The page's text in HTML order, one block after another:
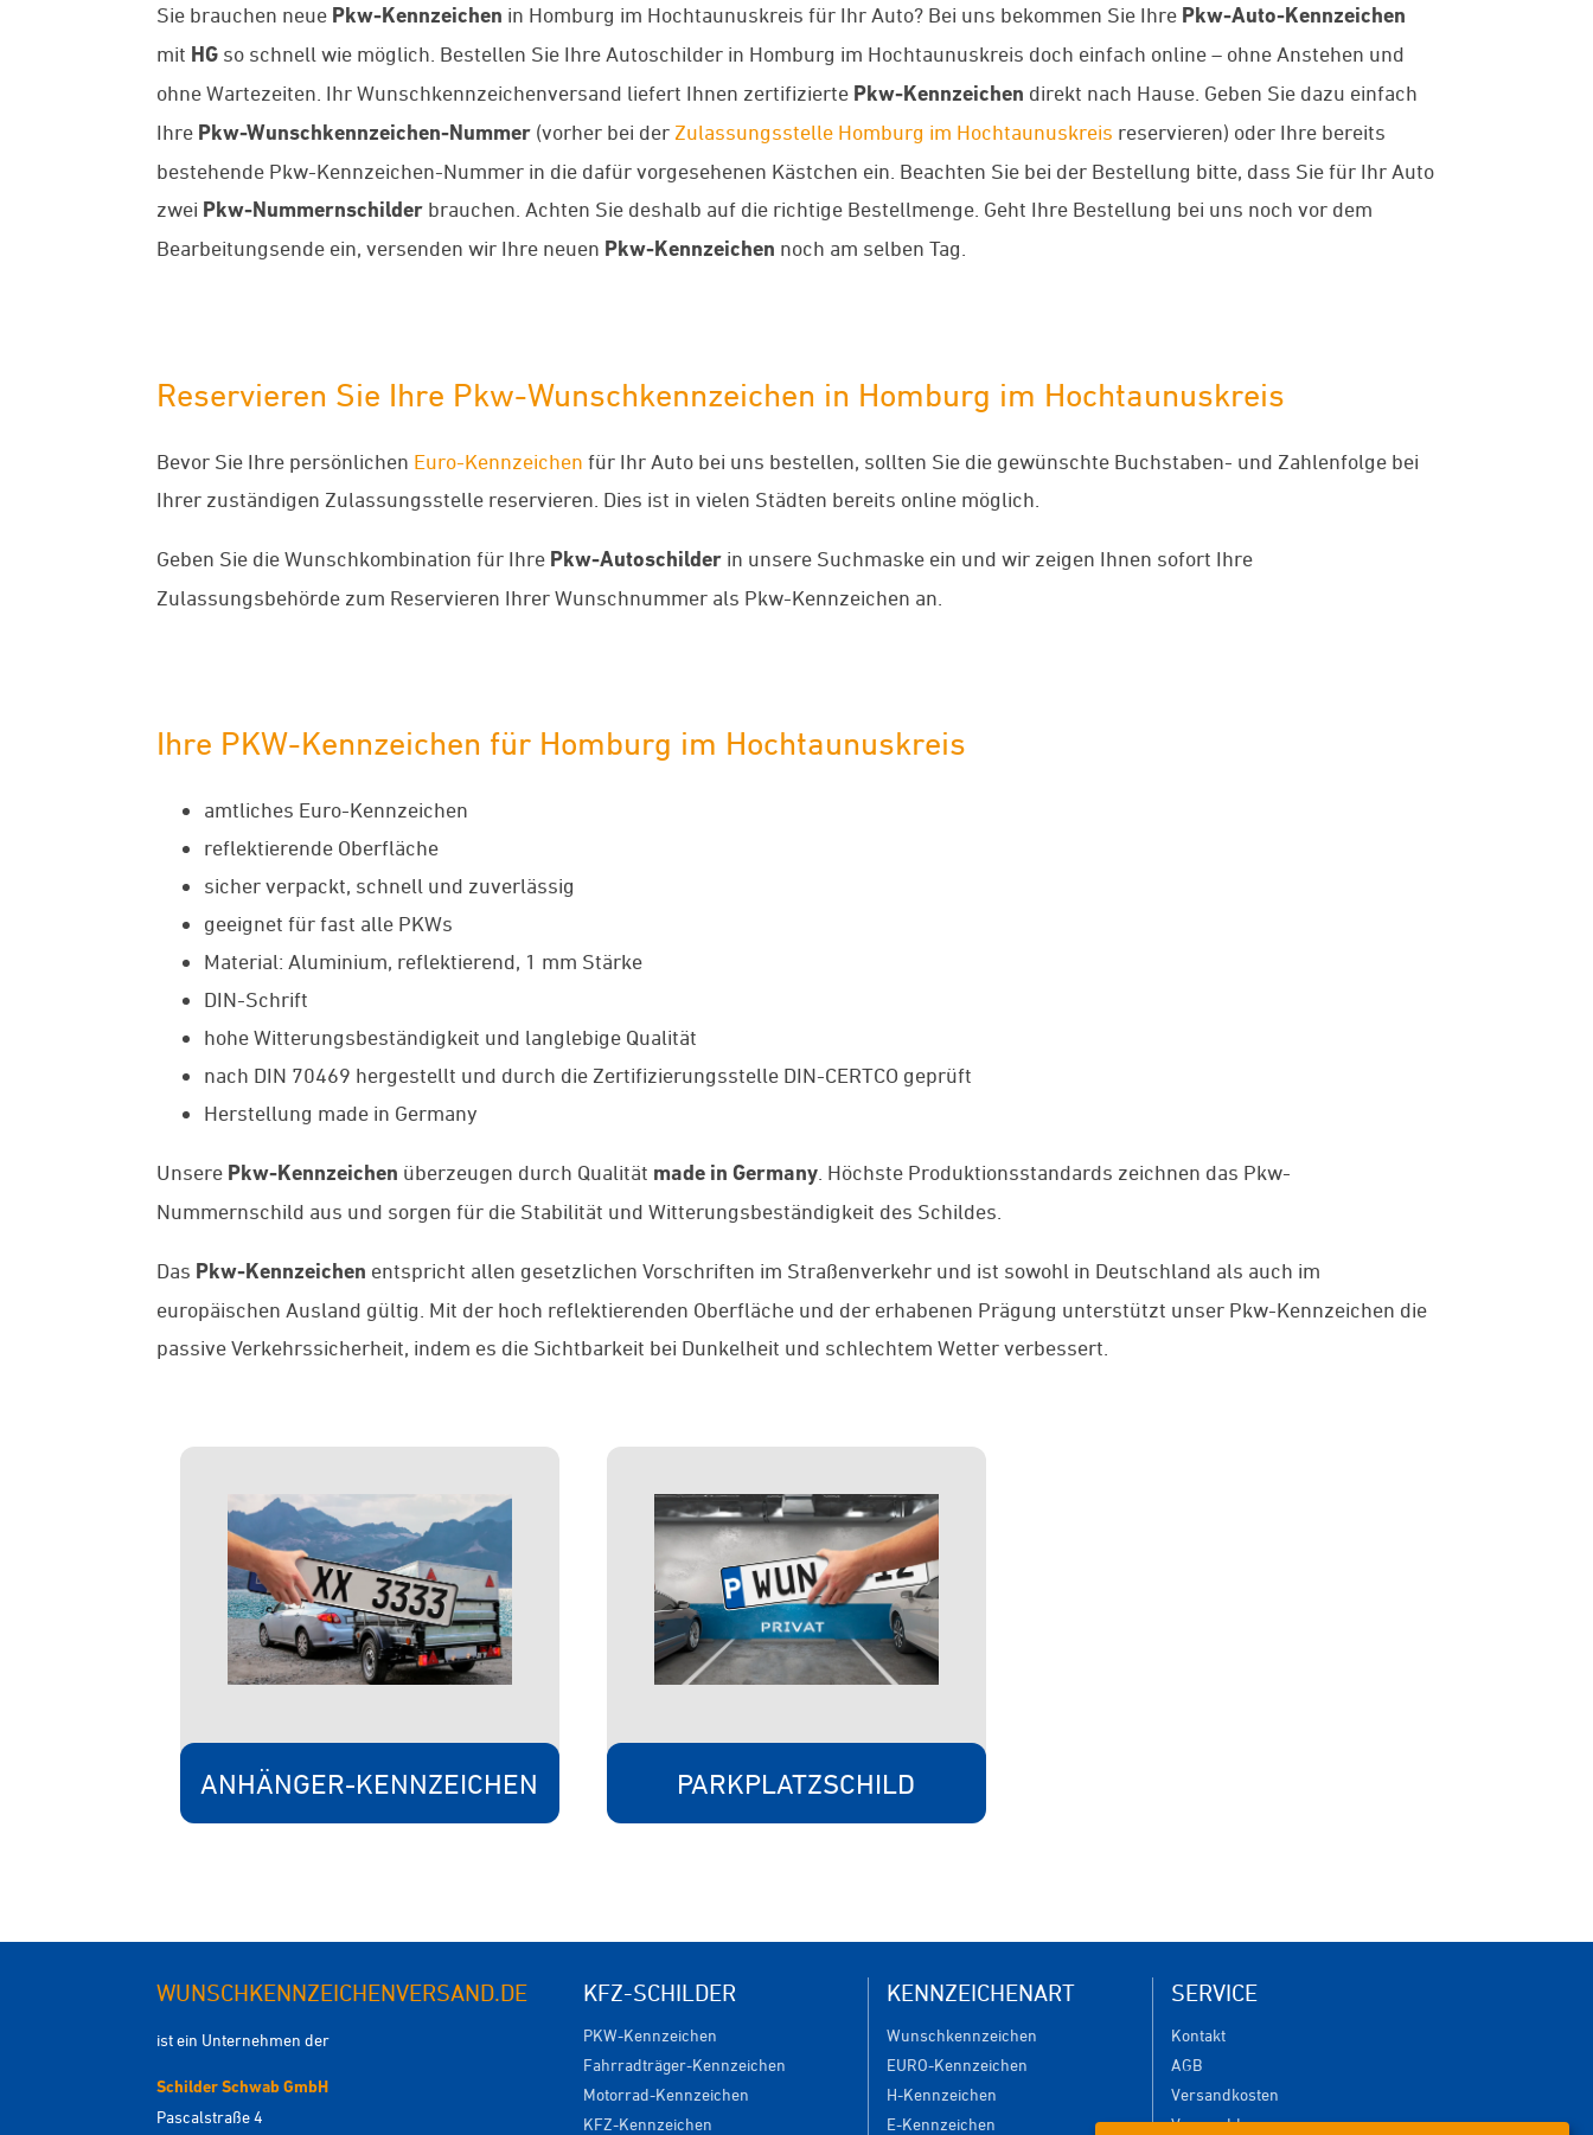
Sie brauchen neue Pkw-Kennzeichen in Homburg im Hochtaunuskreis für Ihr Auto? Bei uns bekommen Sie Ihre Pkw-Auto-Kennzeichen
mit HG so schnell wie möglich. Bestellen Sie Ihre Autoschilder in Homburg im Hochtaunuskreis doch einfach online – ohne Anstehen und
ohne Wartezeiten. Ihr Wunschkennzeichenversand liefert Ihnen zertifizierte Pkw-Kennzeichen direkt nach Hause. Geben Sie dazu einfach
Ihre Pkw-Wunschkennzeichen-Nummer (vorher bei der Zulassungsstelle Homburg im Hochtaunuskreis reservieren) oder Ihre bereits
bestehende Pkw-Kennzeichen-Nummer in die dafür vorgesehenen Kästchen ein. Beachten Sie bei der Bestellung bitte, dass Sie für Ihr Auto
zwei Pkw-Nummernschilder brauchen. Achten Sie deshalb auf die richtige Bestellmenge. Geht Ihre Bestellung bei uns noch vor dem
Bearbeitungsende ein, versenden wir Ihre neuen Pkw-Kennzeichen noch am selben Tag.
Reservieren Sie Ihre Pkw-Wunschkennzeichen in Homburg im Hochtaunuskreis
Bevor Sie Ihre persönlichen Euro-Kennzeichen für Ihr Auto bei uns bestellen, sollten Sie die gewünschte Buchstaben- und Zahlenfolge bei
Ihrer zuständigen Zulassungsstelle reservieren. Dies ist in vielen Städten bereits online möglich.
Geben Sie die Wunschkombination für Ihre Pkw-Autoschilder in unsere Suchmaske ein und wir zeigen Ihnen sofort Ihre
Zulassungsbehörde zum Reservieren Ihrer Wunschnummer als Pkw-Kennzeichen an.
Ihre PKW-Kennzeichen für Homburg im Hochtaunuskreis
amtliches Euro-Kennzeichen
reflektierende Oberfläche
sicher verpackt, schnell und zuverlässig
geeignet für fast alle PKWs
Material: Aluminium, reflektierend, 1 mm Stärke
DIN-Schrift
hohe Witterungsbeständigkeit und langlebige Qualität
nach DIN 70469 hergestellt und durch die Zertifizierungsstelle DIN-CERTCO geprüft
Herstellung made in Germany
Unsere Pkw-Kennzeichen überzeugen durch Qualität made in Germany . Höchste Produktionsstandards zeichnen das Pkw-
Nummernschild aus und sorgen für die Stabilität und Witterungsbeständigkeit des Schildes.
Das Pkw-Kennzeichen entspricht allen gesetzlichen Vorschriften im Straßenverkehr und ist sowohl in Deutschland als auch im
europäischen Ausland gültig. Mit der hoch reflektierenden Oberfläche und der erhabenen Prägung unterstützt unser Pkw-Kennzeichen die
passive Verkehrssicherheit, indem es die Sichtbarkeit bei Dunkelheit und schlechtem Wetter verbessert.
ANHÄNGER-KENNZEICHEN PARKPLATZSCHILD
WUNSCHKENNZEICHENVERSAND.DE
ist ein Unternehmen der
Schilder Schwab GmbH
Pascalstraße 4
KFZ-SCHILDER
PKW-Kennzeichen
Fahrradträger-Kennzeichen
Motorrad-Kennzeichen
KFZ-Kennzeichen
KENNZEICHENART
Wunschkennzeichen
EURO-Kennzeichen
H-Kennzeichen
E-Kennzeichen
SERVICE
Kontakt
AGB
Versandkosten
Versanddauer